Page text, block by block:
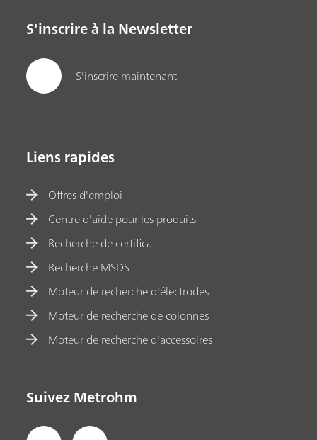
S'inscrire à la Newsletter
S'inscrire maintenant
Liens rapides
Offres d'emploi
Centre d'aide pour les produits
Recherche de certificat
Recherche MSDS
Moteur de recherche d'électrodes
Moteur de recherche de colonnes
Moteur de recherche d'accessoires
Suivez Metrohm